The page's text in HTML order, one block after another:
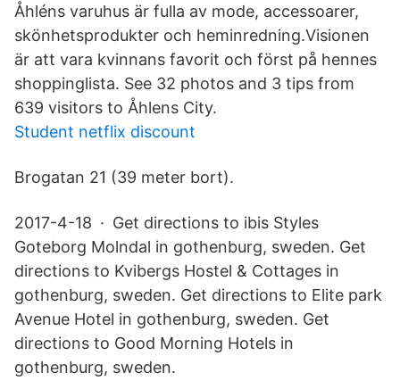
Åhléns varuhus är fulla av mode, accessoarer,
skönhetsprodukter och heminredning.Visionen
är att vara kvinnans favorit och först på hennes
shoppinglista. See 32 photos and 3 tips from
639 visitors to Åhlens City.
Student netflix discount
Brogatan 21 (39 meter bort).
2017-4-18 · Get directions to ibis Styles
Goteborg Molndal in gothenburg, sweden. Get
directions to Kvibergs Hostel & Cottages in
gothenburg, sweden. Get directions to Elite park
Avenue Hotel in gothenburg, sweden. Get
directions to Good Morning Hotels in
gothenburg, sweden.